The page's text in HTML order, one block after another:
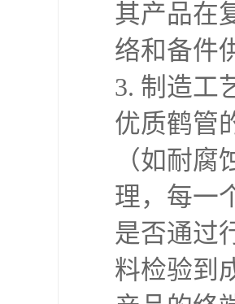
其产品在
络和备件
3. 制造工
优质鹤管
（如耐
理，每一
是否通过
料检验到